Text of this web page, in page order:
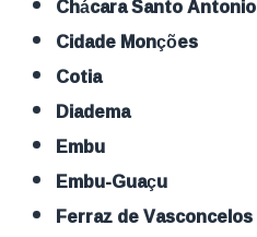
Cidade Monções
Cotia
Diadema
Embu
Embu-Guaçu
Ferraz de Vasconcelos